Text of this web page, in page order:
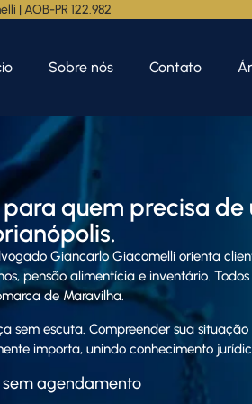
| AOB-PR 122.982
Sobre nós Contato
quem precisa de
Giancarlo Giacomelli orienta
pensão alimentícia e inventário. Todos
de Maravilha.
sem escuta. Compreender sua
importa, unindo conhecimento
agendamento